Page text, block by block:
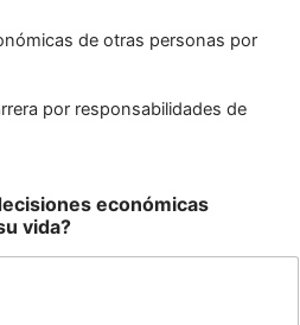
de otras personas por
por responsabilidades de
económicas
vida?